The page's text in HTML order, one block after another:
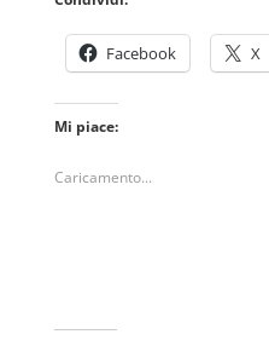
Facebook X
Mi piace:
Caricamento...